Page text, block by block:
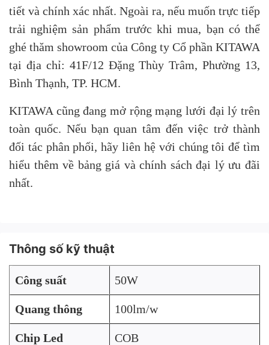
tiết và chính xác nhất. Ngoài ra, nếu muốn trực tiếp
trải nghiệm sản phẩm trước khi mua, bạn có thể
ghé thăm showroom của Công ty Cổ phần KITAWA
tại địa chỉ: 41F/12 Đặng Thùy Trâm, Phường 13,
Bình Thạnh, TP. HCM.
KITAWA cũng đang mở rộng mạng lưới đại lý trên
toàn quốc. Nếu bạn quan tâm đến việc trở thành
đối tác phân phối, hãy liên hệ với chúng tôi để tìm
hiểu thêm về bảng giá và chính sách đại lý ưu đãi
nhất.
Thông số kỹ thuật
Công suất 50W
Quang thông 100lm/w
Chip Led COB